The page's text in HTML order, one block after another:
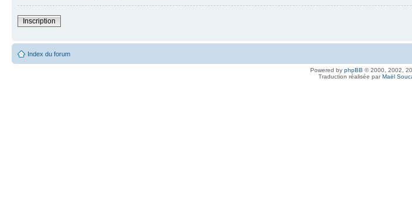
Inscription
Index du forum
Powered by phpBB © 2000, 2002,
Traduction réalisée parMaël